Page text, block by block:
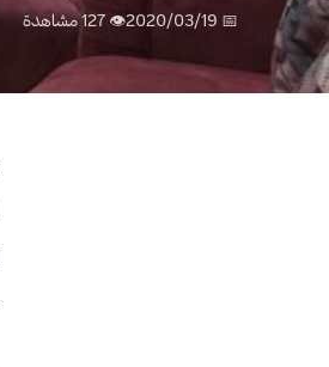
📅 2020/03/19 👁 127 مشاهدة